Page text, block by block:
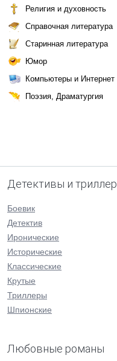
Религия и духовность
Справочная литература
Старинная литература
Юмор
Компьютеры и Интернет
Поэзия, Драматургия
Детективы и
Боевик
Детектив
Иронические
Исторические
Классические
Крутые
Триллеры
Шпионские
Любовные романы